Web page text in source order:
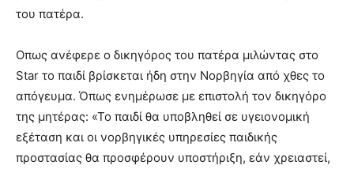
του πατέρα.
Οπως ανέφερε ο δικηγόρος του πατέρα μιλώντας στο
Star το παιδί βρίσκεται ήδη στην Νορβηγία από χθες το
απόγευμα. Όπως ενημέρωσε με επιστολή τον δικηγόρο
της μητέρας: «Το παιδί θα υποβληθεί σε υγειονομική
εξέταση και οι νορβηγικές υπηρεσίες παιδικής
προστασίας θα προσφέρουν υποστήριξη, εάν χρειαστεί,